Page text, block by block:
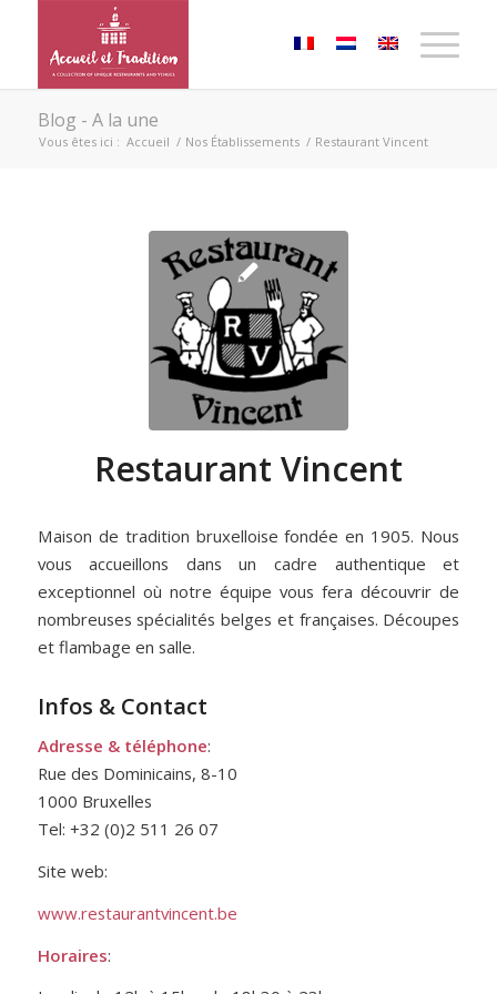
Blog - A la une
Vous êtes ici : Accueil / Nos Établissements / Restaurant Vincent
Restaurant Vincent
Maison de tradition bruxelloise fondée en 1905. Nous
vous accueillons dans un cadre authentique et
exceptionnel où notre équipe vous fera découvrir de
nombreuses spécialités belges et françaises. Découpes
et flambage en salle.
Infos & Contact
Adresse & téléphone:
Rue des Dominicains, 8-10
1000 Bruxelles
Tel: +32 (0)2 511 26 07
Site web:
www.restaurantvincent.be
Horaires: